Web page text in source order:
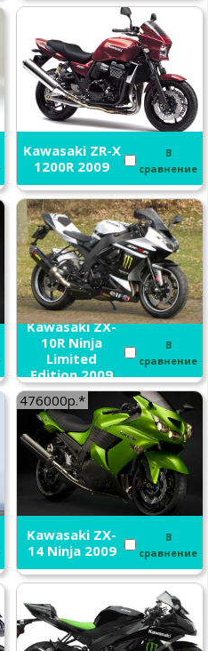
Kawasaki ZR-X
1200R 2009
В
сравнение
Kawasaki ZX-
10R Ninja
Limited
Edition 2009
В
сравнение
476000р.*
Kawasaki ZX-
14 Ninja 2009
В
сравнение